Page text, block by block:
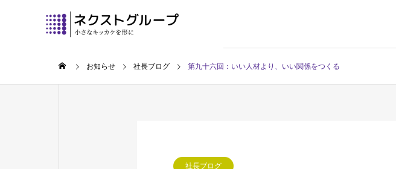
お知らせ 社長ブログ 第九十六回：いい人材より、いい関係をつくる
社長ブログ